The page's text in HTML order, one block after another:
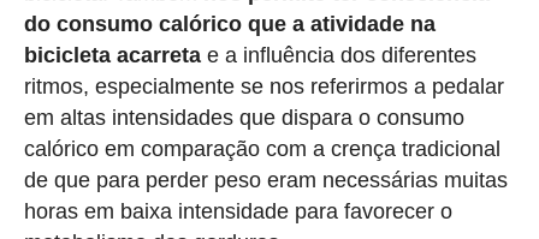
do consumo calórico que a atividade na
bicicleta acarretae a influência dos diferentes
ritmos, especialmente se nos referirmos a pedalar
em altas intensidades que dispara o consumo
calórico em comparação com a crença tradicional
de que para perder peso eram necessárias muitas
horas em baixa intensidade para favorecer o